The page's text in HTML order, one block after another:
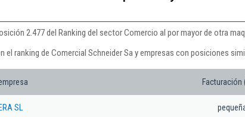
2.477 del Ranking del sector Comercio al por mayor de otra
ranking de Comercial Schneider Sa y empresas con posiciones
Facturación
SL